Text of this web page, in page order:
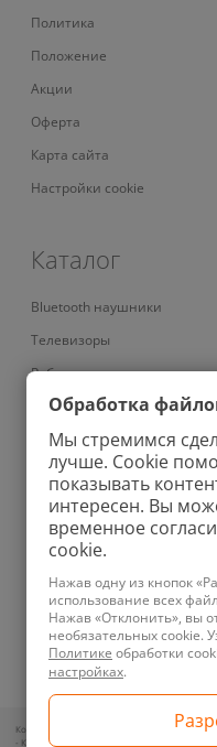
Политика
Положение
Акции
Оферта
Карта сайта
Настройки cookie
Каталог
Bluetooth наушники
Телевизоры
Роботы-пылесосы
Умные кондиционеры
Вертикальные пылесосы
Колонки
Проекторы
Роботы-мойщики окон
Планшеты
Телефоны
Техника для уборки
Контакты для обращений покупателей по
- Контакт уполномоченного лица и
Обработка
Мы стремимся
лучше. Cookie
показывать
интересен. Вы
временное
cookie.
Нажав одну из кнопок
использование всех
Нажав «Отклонить», вы
необязательных cookie.
Политике обработки
настройках.